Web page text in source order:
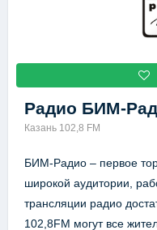
Радио БИМ-
Казань 102,8 FM
БИМ-Радио – первое
широкой аудитории,
трансляции радио
102,8FM могут все